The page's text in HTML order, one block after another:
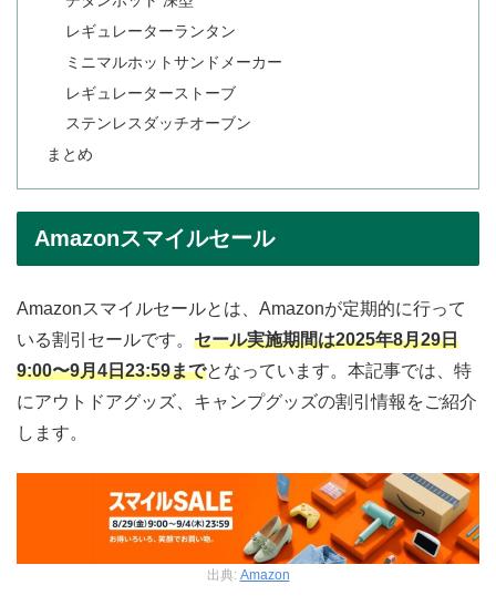
レギュレーターランタン
ミニマルホットサンドメーカー
レギュレーターストーブ
ステンレスダッチオーブン
まとめ
Amazonスマイルセール
Amazonスマイルセールとは、Amazonが定期的に行って
いる割引セールです。 セール実施期間は2025年8月29日
9:00〜9月4日23:59までとなっています。本記事では、特
にアウトドアグッズ、キャンプグッズの割引情報をご紹介
します。
出典: Amazon